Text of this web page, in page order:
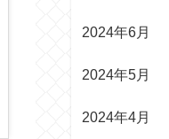
2024年6月
2024年5月
2024年4月